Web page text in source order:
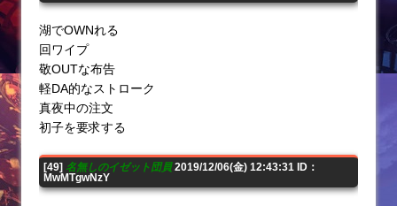
湖でOWNれる
回ワイプ
敬OUTな布告
軽DA的なストローク
真夜中の注文
初子を要求する
[49] 名無しのイゼット団員2019/12/06(金) 12:43:31 ID：
MwMTgwNzY